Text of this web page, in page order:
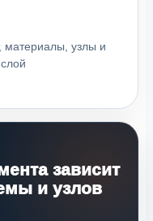
материалы, узлы и
зависит
и узлов